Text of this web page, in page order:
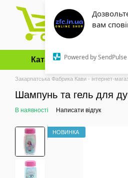
вам
Powered by SendPulse
Перейти до основного контенту
Каталог Оплата і
Закарпатська Фабрика Кави - інтернет-
Шампунь та гель для
В наявності Написати відгук
НОВИНКА